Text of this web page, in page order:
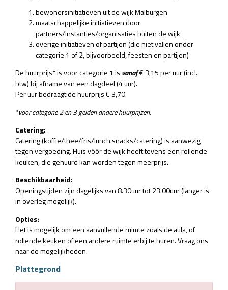
bewonersinitiatieven uit de wijk Malburgen
maatschappelijke initiatieven door
partners/instanties/organisaties buiten de wijk
overige initiatieven of partijen (die niet vallen onder
categorie 1 of 2, bijvoorbeeld, feesten en partijen)
De huurprijs* is voor categorie 1 is vanaf€ 3,15 per uur (incl.
btw)bij afname van een dagdeel (4 uur).
Per uur bedraagt de huurprijs € 3,70.
*voor categorie 2 en 3 gelden andere huurprijzen.
Catering:
Catering (koffie/thee/fris/lunch.snacks/catering) is aanwezig
tegen vergoeding. Huis vóór de wijk heeft tevens een rollende
keuken, die gehuurd kan worden tegen meerprijs.
Beschikbaarheid:
Openingstijden zijn dagelijks van 8.30uur tot 23.00uur (langer is
in overleg mogelijk).
Opties:
Het is mogelijk om een aanvullende ruimte zoals de aula, of
rollende keuken of een andere ruimte erbij te huren. Vraag ons
naar de mogelijkheden.
Plattegrond